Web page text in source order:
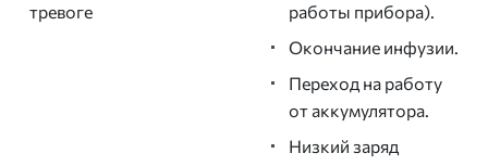
тревоге
работы прибора).
Окончание инфузии.
Переход на работу
от аккумулятора.
Низкий заряд